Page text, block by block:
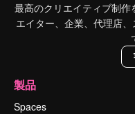
最高のクリエイティブ制作
エイター、企業、代理店
製品
Spaces